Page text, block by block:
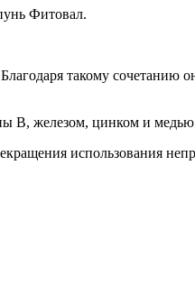
Фитовал.
такому сочетанию
В, железом, цинком и
использования